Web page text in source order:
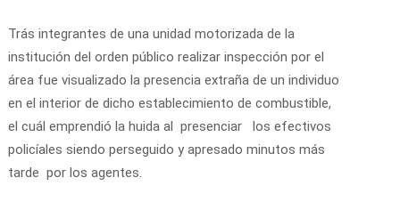
Trás integrantes de una unidad motorizada de la
institución del orden público realizar inspección por el
área fue visualizado la presencia extraña de un individuo
en el interior de dicho establecimiento de combustible,
el cuál emprendió la huida al presenciar los efectivos
policíales siendo perseguido y apresado minutos más
tarde por los agentes.